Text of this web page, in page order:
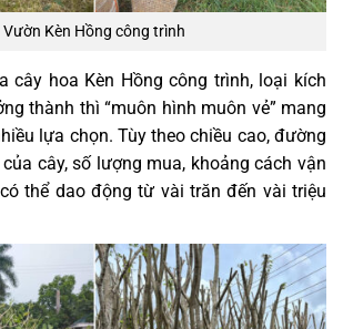
Vườn Kèn Hồng công trình
cây hoa Kèn Hồng công trình, loại kích
thành thì “muôn hình muôn vẻ” mang
lựa chọn. Tùy theo chiều cao, đường
cây, số lượng mua, khoảng cách vận
thể dao động từ vài trăn đến vài triệu